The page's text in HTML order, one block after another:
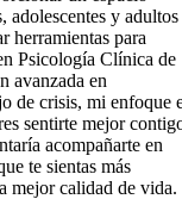
adolescentes y adultos
herramientas para
Psicología Clínica de
avanzada en
de crisis, mi enfoque
sentirte mejor
acompañarte en
te sientas más
mejor calidad de vida.